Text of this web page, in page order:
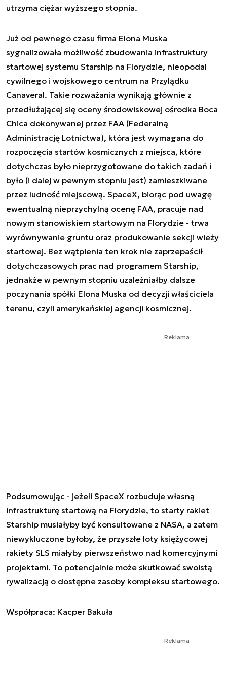
utrzyma ciężar wyższego stopnia.
Już od pewnego czasu firma Elona Muska
sygnalizowała możliwość zbudowania infrastruktury
startowej systemu Starship na Florydzie, nieopodal
cywilnego i wojskowego centrum na Przylądku
Canaveral. Takie rozważania wynikają głównie z
przedłużającej się oceny środowiskowej ośrodka Boca
Chica dokonywanej przez FAA (Federalną
Administrację Lotnictwa), która jest wymagana do
rozpoczęcia startów kosmicznych z miejsca, które
dotychczas było nieprzygotowane do takich zadań i
było (i dalej w pewnym stopniu jest) zamieszkiwane
przez ludność miejscową. SpaceX, biorąc pod uwagę
ewentualną nieprzychylną ocenę FAA, pracuje nad
nowym stanowiskiem startowym na Florydzie - trwa
wyrównywanie gruntu oraz produkowanie sekcji wieży
startowej. Bez wątpienia ten krok nie zaprzepaścił
dotychczasowych prac nad programem Starship,
jednakże w pewnym stopniu uzależniałby dalsze
poczynania spółki Elona Muska od decyzji właściciela
terenu, czyli amerykańskiej agencji kosmicznej.
Reklama
Podsumowując - jeżeli SpaceX rozbuduje własną
infrastrukturę startową na Florydzie, to starty rakiet
Starship musiałyby być konsultowane z NASA, a zatem
niewykluczone byłoby, że przyszłe loty księżycowej
rakiety SLS miałyby pierwszeństwo nad komercyjnymi
projektami. To potencjalnie może skutkować swoistą
rywalizacją o dostępne zasoby kompleksu startowego.
Współpraca: Kacper Bakuła
Reklama